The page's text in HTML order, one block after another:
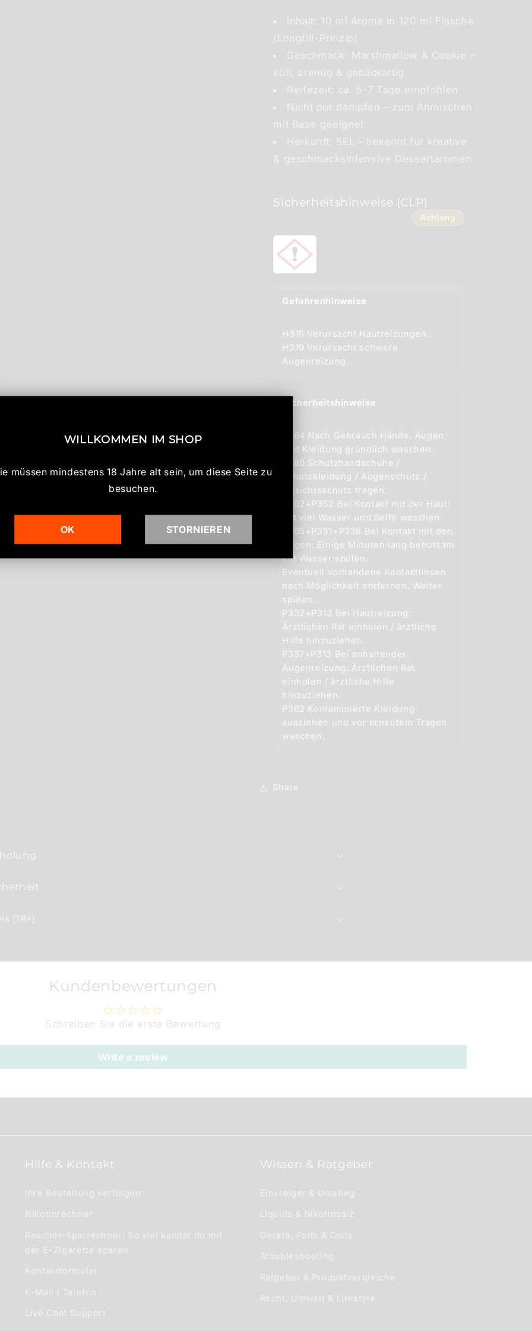
Inhalt: 10 ml Aroma in 120 ml Flasche
(Longfill-Prinzip)
Geschmack: Marshmallow & Cookie –
süß, cremig & gebäckartig
Reifezeit: ca. 5–7 Tage empfohlen
Nicht pur dampfen – zum Anmischen
mit Base geeignet
Herkunft: 5EL – bekannt für kreative
& geschmacksintensive Dessertaromen
Sicherheitshinweise (CLP)
Achtung
Gefahrenhinweise
H315 Verursacht Hautreizungen.
H319 Verursacht schwere
Sicherheitshinweise
P264 Nach Gebrauch Hände, Augen
und Kleidung gründlich waschen.
P280 Schutzhandschuhe /
Schutzkleidung / Augenschutz /
Gesichtsschutz tragen.
P302+P352 Bei Kontakt mit der Haut:
Mit viel Wasser und Seife waschen.
P305+P351+P338 Bei Kontakt mit den
Augen: Einige Minuten lang behutsam
mit Wasser spülen.
Eventuell vorhandene Kontaktlinsen
nach Möglichkeit entfernen. Weiter
spülen.
P332+P313 Bei Hautreizung:
Ärztlichen Rat einholen / ärztliche
Hilfe hinzuziehen.
P337+P313 Bei anhaltender
Augenreizung: Ärztlichen Rat
einholen / ärztliche Hilfe
hinzuziehen.
P362 Kontaminierte Kleidung
ausziehen und vor erneutem Tragen
Share
(18+)
Kundenbewertungen
Schreiben Sie die erste Bewertung
Write a review
Hilfe & Kontakt
Ihre Bestellung verfolgen
Nikotinrechner
Raucher-Sparrechner: So viel kannst du mit
der E-Zigarette sparen
Kontaktformular
E-Mail / Telefon
Live Chat Support
Wissen & Ratgeber
Einsteiger & Umstieg
Liquids & Nikotinsalz
Geräte, Pods & Coils
Troubleshooting
Ratgeber & Produktvergleiche
Recht, Umwelt & Lifestyle
WILLKOMMEN IM SHOP
müssen mindestens 18 Jahre alt sein, um diese Seite zu
besuchen.
OK STORNIEREN